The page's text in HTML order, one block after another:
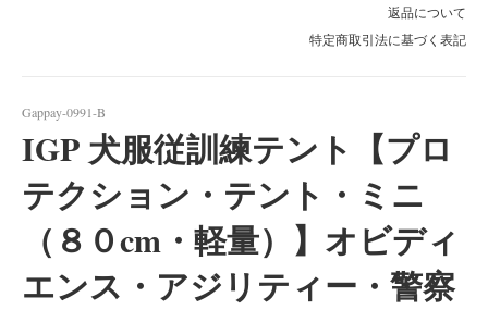
返品について
特定商取引法に基づく表記
Gappay-0991-B
IGP 犬服従訓練テント【プロ
テクション・テント・ミニ
（８０cm・軽量）】オビディ
エンス・アジリティー・警察